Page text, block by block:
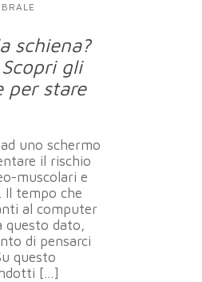
schiena?
gli
per stare
uno schermo
il rischio
muscolari e
Il tempo che
al computer
questo dato,
di pensarci
questo
[…]